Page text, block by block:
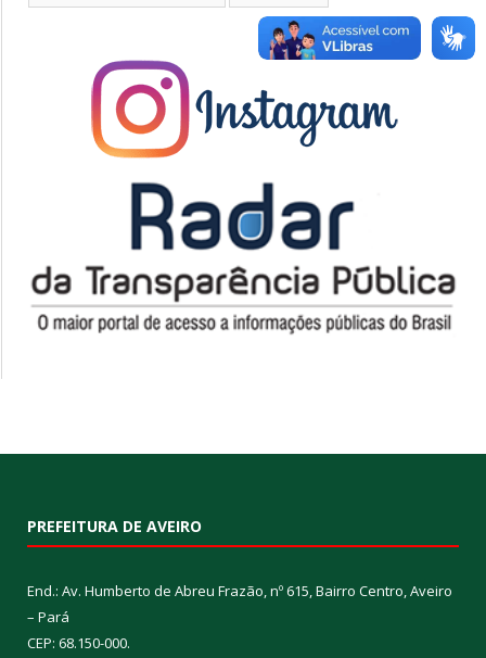
PREFEITURA DE AVEIRO
End.: Av. Humberto de Abreu Frazão, nº 615, Bairro Centro, Aveiro
– Pará
CEP: 68.150-000.